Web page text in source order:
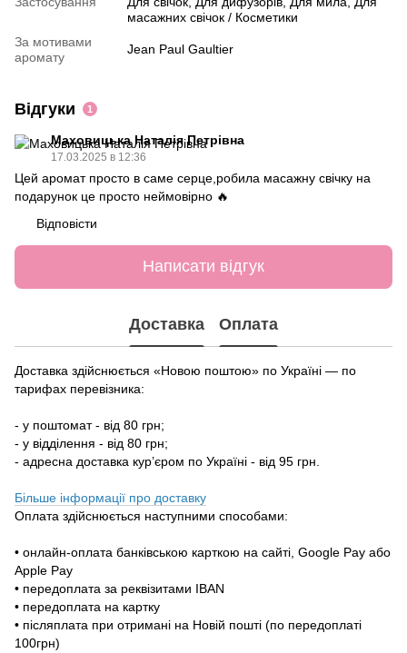
масажних свічок / Косметики
За мотивами
аромату
Jean Paul Gaultier
Відгуки 1
Маховицька Наталія Петрівна
17.03.2025 в 12:36
Цей аромат просто в саме серце,робила масажну свічку на
подарунок це просто неймовірно 🔥
Відповісти
Написати відгук
Доставка Оплата
Доставка здійснюється «Новою поштою» по Україні — по
тарифах перевізника:
- у поштомат - від 80 грн;
- у відділення - від 80 грн;
- адресна доставка кур’єром по Україні - від 95 грн.
Більше інформації про доставку
Оплата здійснюється наступними способами:
• онлайн-оплата банківською карткою на сайті, Google Pay або
Apple Pay
• передоплата за реквізитами IBAN
• передоплата на картку
• післяплата при отримані на Новій пошті (по передоплаті
100грн)